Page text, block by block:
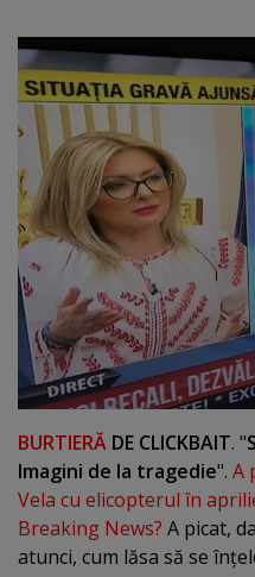
BURTIERĂ DE CLICKBAIT. "
Imagini de la tragedie". A
Vela cu elicopterul în
Breaking News? A picat,
atunci, cum lăsa să se